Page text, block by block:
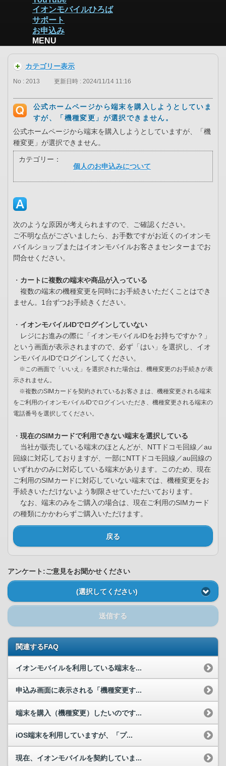
イオンモバイルひろば
サポート
お申込み
MENU
カテゴリー表示
No : 2013 更新日時 : 2024/11/14 11:16
公式ホームページから端末を購入しようとしていま
すが、「機種変更」が選択できません。
公式ホームページから端末を購入しようとしていますが、「機
種変更」が選択できません。
カテゴリー：
個人のお申込みについて
次のような原因が考えられますので、ご確認ください。
ご不明な点がございましたら、お手数ですがお近くのイオンモ
バイルショップまたはイオンモバイルお客さまセンターまでお
問合せください。
・ カートに複数の端末や商品が入っている
複数の端末の機種変更を同時にお手続きいただくことはでき
ません。1台ずつお手続きください。
・ イオンモバイルIDでログインしていない
レジにお進みの際に「イオンモバイルIDをお持ちですか？」
という画面が表示されますので、必ず「はい」を選択し、イオ
ンモバイルIDでログインしてください。
※この画面で「いいえ」を選択された場合は、機種変更のお手続きが表
示されません。
※複数のSIMカードを契約されているお客さまは、機種変更される端末
をご利用のイオンモバイルIDでログインいただき、機種変更される端末の
電話番号を選択してください。
・ 現在のSIMカードで利用できない端末を選択している
当社が販売している端末のほとんどが、NTTドコモ回線／au
回線に対応しておりますが、一部にNTTドコモ回線／au回線の
いずれかのみに対応している端末があります。このため、現在
ご利用のSIMカードに対応していない端末では、機種変更をお
手続きいただけないよう制限させていただいております。
なお、端末のみをご購入の場合は、現在ご利用のSIMカード
の種類にかかわらずご購入いただけます。
戻る
アンケート:ご意見をお聞かせください
(選択してください)
送信する
関連するFAQ
イオンモバイルを利用している端末を...
申込み画面に表示される「機種変更す...
端末を購入（機種変更）したいのです...
iOS端末を利用していますが、「プ...
現在、イオンモバイルを契約していま...